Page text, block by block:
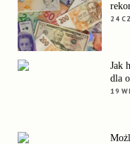
24
Jak
dla
19